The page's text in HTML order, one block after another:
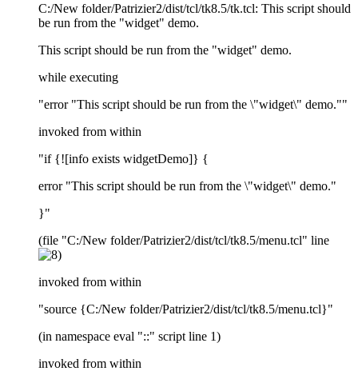
C:/New folder/Patrizier2/dist/tcl/tk8.5/tk.tcl: This script should
be run from the "widget" demo.
This script should be run from the "widget" demo.
while executing
"error "This script should be run from the \"widget\" demo.""
invoked from within
"if {![info exists widgetDemo]} {
error "This script should be run from the \"widget\" demo."
}"
(file "C:/New folder/Patrizier2/dist/tcl/tk8.5/menu.tcl" line
invoked from within
"source {C:/New folder/Patrizier2/dist/tcl/tk8.5/menu.tcl}"
(in namespace eval "::" script line 1)
invoked from within